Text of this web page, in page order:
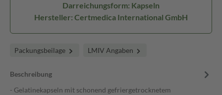
Darreichungsform: Kapseln
Hersteller: Certmedica International GmbH
Packungsbeilage LMIV Angaben
Beschreibung
- Gelatinekapseln mit schonend gefriergetrocknetem